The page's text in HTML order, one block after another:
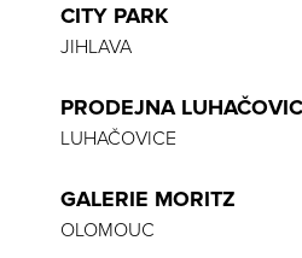
CITY PARK
JIHLAVA
PRODEJNA
LUHAČOVICE
GALERIE MORITZ
OLOMOUC